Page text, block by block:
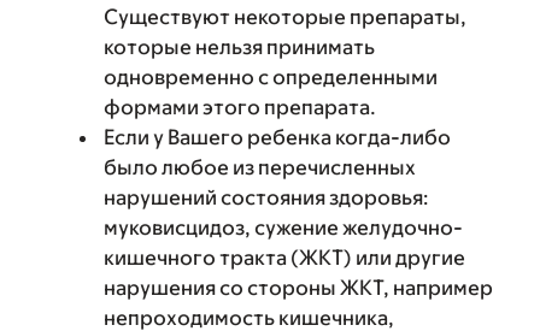
Существуют некоторые препараты,
которые нельзя принимать
одновременно с определенными
формами этого препарата.
Если у Вашего ребенка когда-либо
было любое из перечисленных
нарушений состояния здоровья:
муковисцидоз, сужение желудочно-
кишечного тракта (ЖКТ) или другие
нарушения со стороны ЖКТ, например
непроходимость кишечника,